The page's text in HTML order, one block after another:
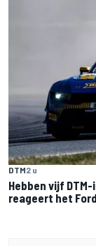
DTM2 u
Hebben vijf
reageert het